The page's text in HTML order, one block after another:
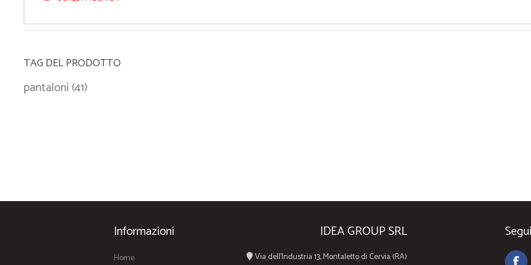
TAG DEL PRODOTTO
pantaloni (41)
Informazioni
Home
IDEA GROUP SRL
Via dell'Industria 13, Montaletto di Cervia (RA)